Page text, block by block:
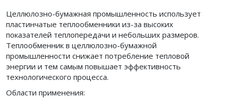
Целлюлозно-бумажная промышленность использует
пластинчатые теплообменники из-за высоких
показателей теплопередачи и небольших размеров.
Теплообменник в целлюлозно-бумажной
промышленности снижает потребление тепловой
энергии и тем самым повышает эффективность
технологического процесса.
Области применения: